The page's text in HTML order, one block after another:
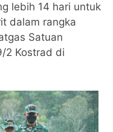
lebih 14 hari untuk
dalam rangka
Satuan
2 Kostrad di